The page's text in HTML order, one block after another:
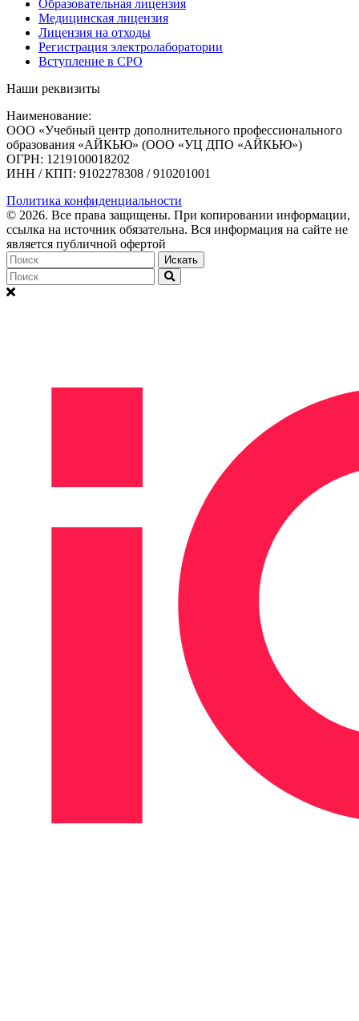
Образовательная лицензия
Медицинская лицензия
Лицензия на отходы
Регистрация электролаборатории
Вступление в СРО
Наши реквизиты
Наименование:
ООО «Учебный центр дополнительного профессионального
образования «АЙКЬЮ» (ООО «УЦ ДПО «АЙКЬЮ»)
ОГРН: 1219100018202
ИНН / КПП: 9102278308 / 910201001
Политика конфиденциальности
© 2026. Bce права защищены. При копировании информации,
ссылка на источник обязательна. Вся информация на сайте не
является публичной офертой
Искать